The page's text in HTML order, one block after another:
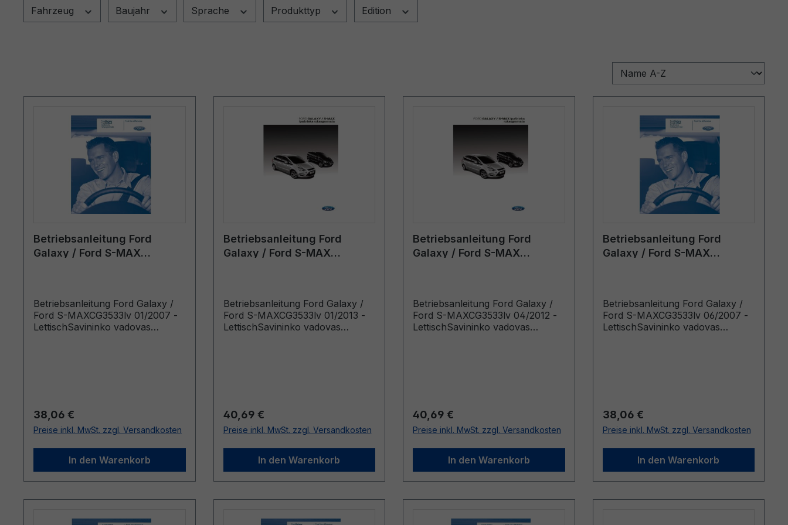
Fahrzeug Baujahr Sprache Produkttyp Edition
Betriebsanleitung Ford
Galaxy / Ford S-MAX
Betriebsanleitung Ford Galaxy /
Ford S-MAXCG3533lv 01/2007 -
LettischSavininko vadovas
Regulärer Preis:
38,06 €
Preise inkl. MwSt. zzgl. Versandkosten
In den Warenkorb
Betriebsanleitung Ford
Galaxy / Ford S-MAX
Betriebsanleitung Ford Galaxy /
Ford S-MAXCG3533lv 01/2013 -
LettischSavininko vadovas
Regulärer Preis:
40,69 €
Preise inkl. MwSt. zzgl. Versandkosten
In den Warenkorb
Betriebsanleitung Ford
Galaxy / Ford S-MAX
Betriebsanleitung Ford Galaxy /
Ford S-MAXCG3533lv 04/2012 -
LettischSavininko vadovas
Regulärer Preis:
40,69 €
Preise inkl. MwSt. zzgl. Versandkosten
In den Warenkorb
Betriebsanleitung Ford
Galaxy / Ford S-MAX
Betriebsanleitung Ford Galaxy /
Ford S-MAXCG3533lv 06/2007 -
LettischSavininko vadovas
Regulärer Preis:
38,06 €
Preise inkl. MwSt. zzgl. Versandkosten
In den Warenkorb